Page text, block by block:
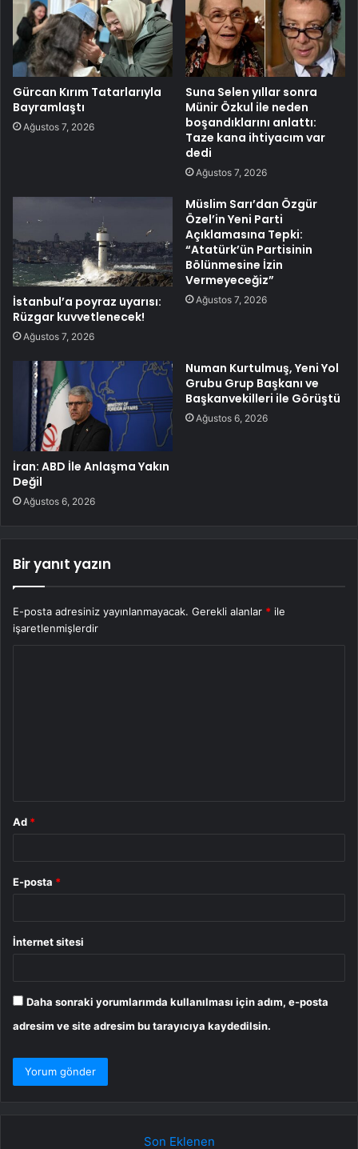
Gürcan Kırım Tatarlarıyla
Bayramlaştı
Ağustos 7, 2026
Suna Selen yıllar sonra
Münir Özkul ile neden
boşandıklarını anlattı:
Taze kana ihtiyacım var
dedi
Ağustos 7, 2026
İstanbul’a poyraz uyarısı:
Rüzgar kuvvetlenecek!
Ağustos 7, 2026
Müslim Sarı’dan Özgür
Özel’in Yeni Parti
Açıklamasına Tepki:
“Atatürk’ün Partisinin
Bölünmesine İzin
Vermeyeceğiz”
Ağustos 7, 2026
İran: ABD İle Anlaşma Yakın
Değil
Ağustos 6, 2026
Numan Kurtulmuş, Yeni Yol
Grubu Grup Başkanı ve
Başkanvekilleri ile Görüştü
Ağustos 6, 2026
Bir yanıt yazın
E-posta adresiniz yayınlanmayacak. Gerekli alanlar * ile
işaretlenmişlerdir
Ad *
E-posta *
İnternet sitesi
Daha sonraki yorumlarımda kullanılması için adım, e-posta
adresim ve site adresim bu tarayıcıya kaydedilsin.
Son Eklenen